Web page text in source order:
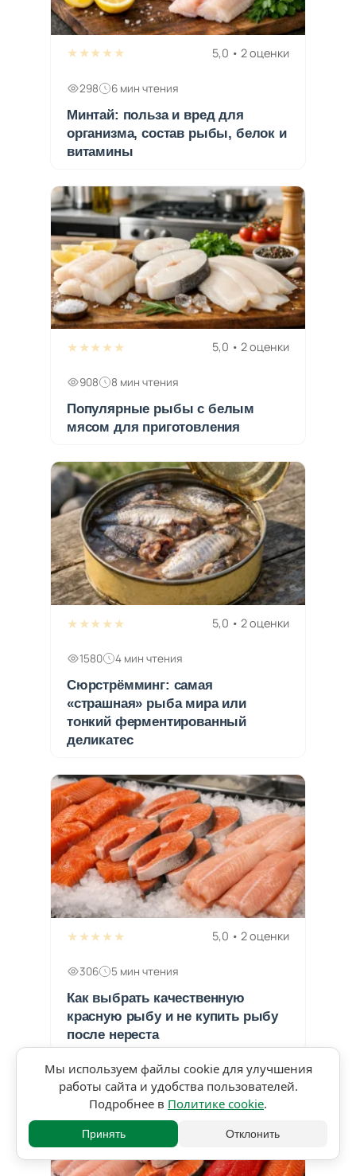
★★★★★ 5,0 • 2 оценки
298 6 мин чтения
Минтай: польза и вред для
организма, состав рыбы, белок и
витамины
★★★★★ 5,0 • 2 оценки
908 8 мин чтения
Популярные рыбы с белым
мясом для приготовления
★★★★★ 5,0 • 2 оценки
1580 4 мин чтения
Сюрстрёмминг: самая
«страшная» рыба мира или
тонкий ферментированный
деликатес
★★★★★ 5,0 • 2 оценки
306 5 мин чтения
Как выбрать качественную
красную рыбу и не купить рыбу
после нереста
Мы используем файлы cookie для улучшения
работы сайта и удобства пользователей.
Подробнее в Политике cookie.
Принять Отклонить